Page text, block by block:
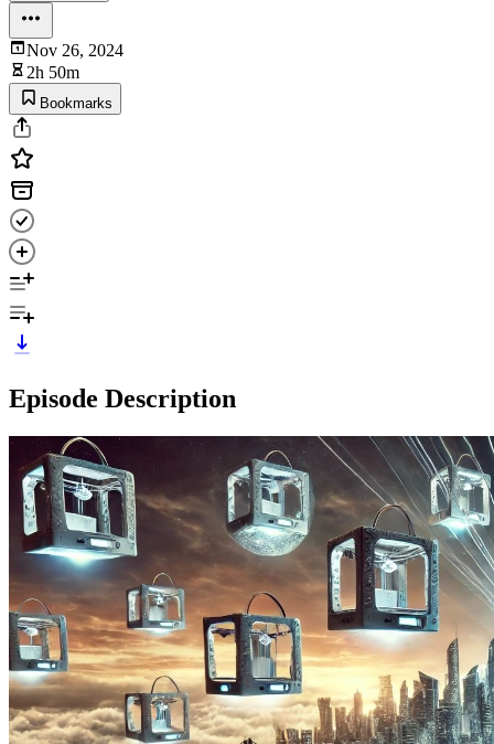
Nov 26, 2024
2h 50m
Bookmarks
Episode Description